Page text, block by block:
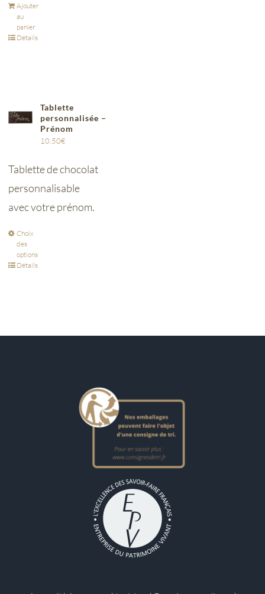
Ajouter
au
panier
Détails
Tablette
personnalisée –
Prénom
10,50€
Tablette de chocolat
personnalisable
avec votre prénom.
Choix
des
options
Détails